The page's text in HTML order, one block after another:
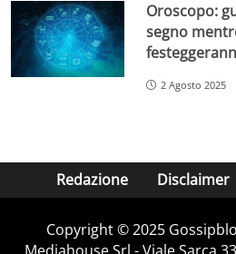
Oroscopo:
segno
2 Agosto 2025
Redazione Disclaimer
Copyright © 2025